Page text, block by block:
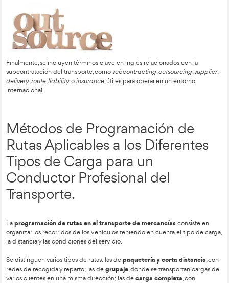
La programación del transporte incluye operaciones de
tránsito. Para ello se consideran tiempos de preparación,
tránsito, además de plazos como disposición del material,
coordinar servicios e infraestructuras, establecer tarifas,
fijar un protocolo de gestión económica.
Subcontratación del
Transporte dentro del
Internacional de
transformar costes fijos en variables y centrarse en las
realmente le interesan. Para que funcione bien, es
buen servicio, seguridad y ventajas financieras.
Existen varias formas de subcontratar: en exclusiva,
empresas, mediante alianzas, con autónomos, cooperativas